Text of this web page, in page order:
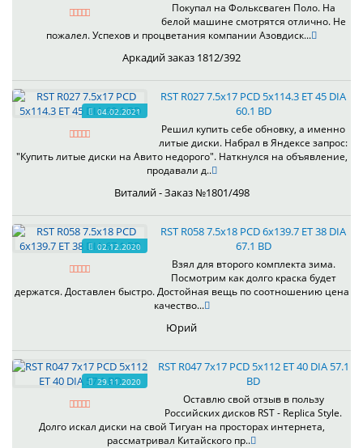
Покупал на Фольксваген Поло. На
белой машине смотрятся отлично. Не
пожалел. Успехов и процветания компании Азовдиск...
Аркадий заказ 1812/392
04.02.2021
RST R027 7.5x17 PCD 5x114.3 ET 45 DIA
60.1 BD
Решил купить себе обновку, а именно
литые диски. Набрал в Яндексе запрос:
"Купить литые диски на Авито недорого". Наткнулся на объявление,
продавали д..
Виталий - Заказ №1801/498
02.12.2020
RST R058 7.5x18 PCD 6x139.7 ET 38 DIA
67.1 BD
Взял для второго комплекта зима.
Посмотрим как долго краска будет
держатся. Доставлен быстро. Достойная вещь по соотношению цена
качество...
Юрий
29.11.2020
RST R047 7x17 PCD 5x112 ET 40 DIA 57.1
BD
Оставлю свой отзыв в пользу
Российских дисков RST - Replica Style.
Долго искал диски на свой Тигуан на просторах интернета,
рассматривал Китайского пр..